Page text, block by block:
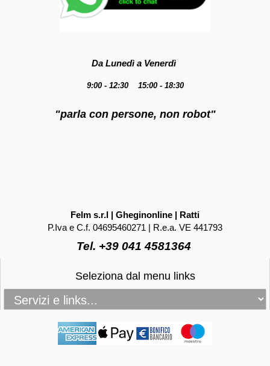
Da Lunedì a Venerdì
9:00 - 12:30 15:00 - 18:30
"parla con persone, non robot"
Felm s.r.l | Gheginonline | Ratti
P.Iva e C.f. 04695460271 | R.e.a. VE 441793
Tel. +39 041 4581364
Seleziona dal menu links